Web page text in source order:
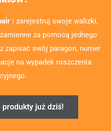
i zarejestruj swoje walizki,
za pomocą jednego
zapisać swój paragon, numer
na wypadek roszczenia
już dziś!